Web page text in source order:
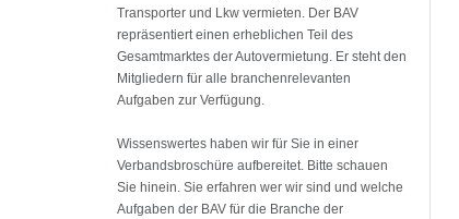
Transporter und Lkw vermieten. Der BAV
repräsentiert einen erheblichen Teil des
Gesamtmarktes der Autovermietung. Er steht den
Mitgliedern für alle branchenrelevanten
Aufgaben zur Verfügung.
Wissenswertes haben wir für Sie in einer
Verbandsbroschüre aufbereitet. Bitte schauen
Sie hinein. Sie erfahren wer wir sind und welche
Aufgaben der BAV für die Branche der